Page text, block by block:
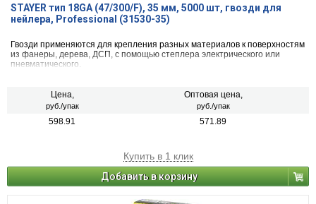
STAYER тип 18GA (47/300/F), 35 мм, 5000 шт, гвозди для
нейлера, Professional (31530-35)
Гвозди применяются для крепления разных материалов к поверхностям
из фанеры, дерева, ДСП, с помощью степлера электрического или
пневматического.
Цена,
руб./упак
Оптовая цена,
руб./упак
598.91 571.89
Купить в 1 клик
Добавить в корзину